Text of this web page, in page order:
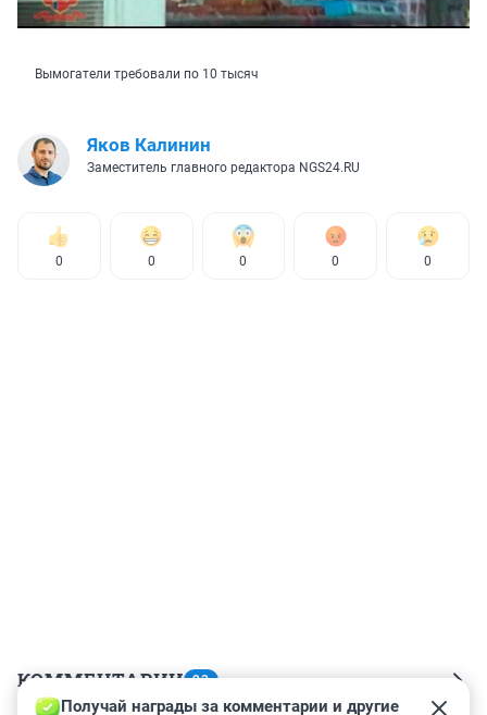
Вымогатели требовали по 10 тысяч
Яков Калинин
Заместитель главного редактора NGS24.RU
0 0 0 0 0
КОММЕНТАРИИ 23
Получай награды за комментарии и другие